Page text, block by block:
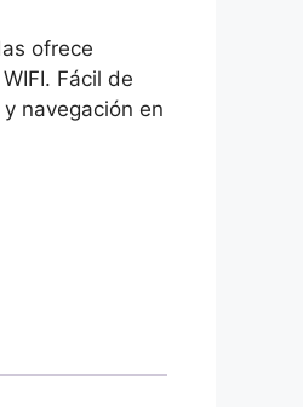
ofrece
Fácil de
navegación en